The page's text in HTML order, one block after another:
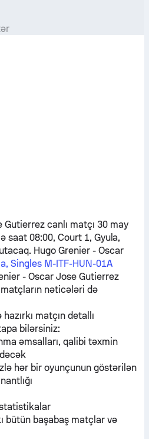
Gutierrez canlı matçı 30 may
saat 08:00, Court 1, Gyula,
Hugo Grenier- Oscar
Singles M-ITF-HUN-01A
-Oscar Jose Gutierrez
nəticələri də
matçın detallı
bilərsiniz:
əmsalları, qalibi təxmin
hər bir oyunçunun göstərilən
bütün başabaş matçlar və